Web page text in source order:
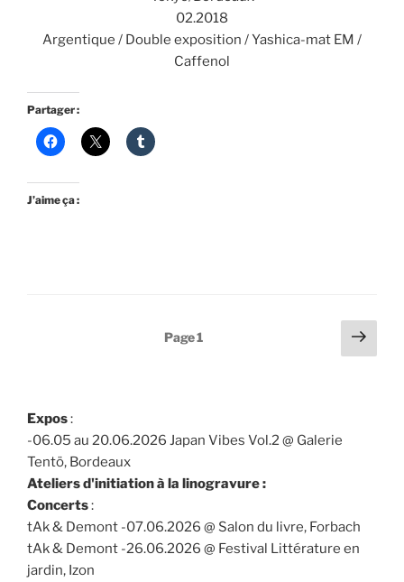
02.2018
Argentique / Double exposition / Yashica-mat EM /
Caffenol
Partager :
J’aime ça :
Page1
Page
Expos:
-06.05 au 20.06.2026 Japan Vibes Vol.2 @ Galerie
Tentö, Bordeaux
Ateliers d'initiation à la linogravure :
Concerts:
tAk & Demont -07.06.2026 @ Salon du livre, Forbach
tAk & Demont -26.06.2026 @ Festival Littérature en
jardin, Izon